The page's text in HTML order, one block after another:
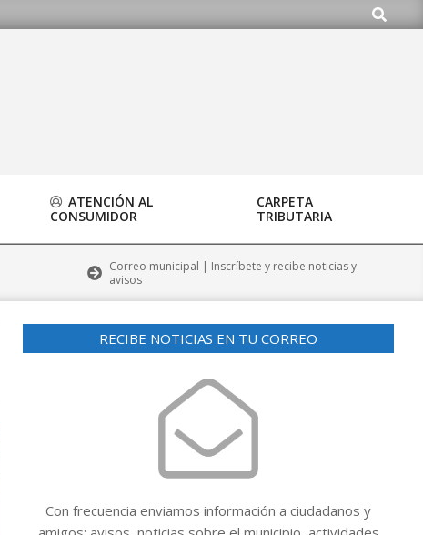
Buscar
ATENCIÓN AL
CONSUMIDOR
CARPETA
TRIBUTARIA
Correo municipal | Inscríbete y recibe noticias y
avisos
RECIBE NOTICIAS EN TU CORREO
Con frecuencia enviamos información a ciudadanos y